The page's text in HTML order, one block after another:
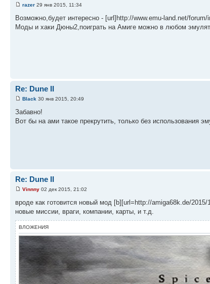
razer 29 янв 2015, 11:34
Возможно,будет интересно - [url]http://www.emu-land.net/
Моды и хаки Дюны2,поиграть на Амиге можно в любом
Re: Dune II
Black 30 янв 2015, 20:49
Забавно!
Вот бы на ами такое прекрутить, только без использования
Re: Dune II
Vinnny 02 дек 2015, 21:02
вроде как готовится новый мод [b][url=http://amiga68k.de/
новые миссии, враги, компании, карты, и т.д.
ВЛОЖЕНИЯ